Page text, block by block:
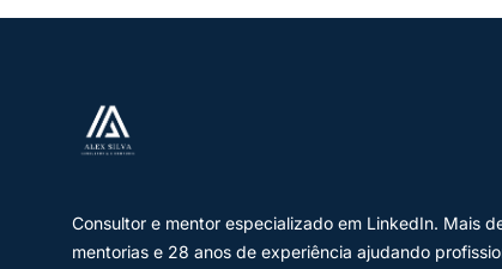
Consultor e mentor especializado em LinkedIn. Mais
mentorias e 28 anos de experiência ajudando